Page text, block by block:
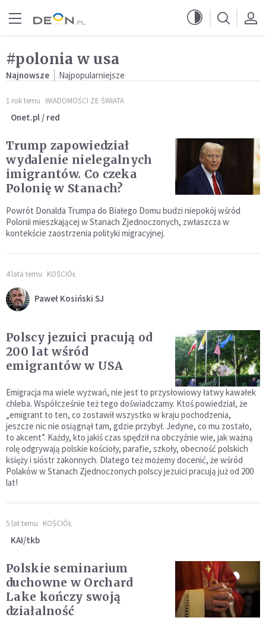
#polonia w usa
Najnowsze Najpopularniejsze
1 rok temu WIADOMOŚCI ZE ŚWIATA
Onet.pl / red
Trump zapowiedział
wydalenie nielegalnych
imigrantów. Co czeka
Polonię w Stanach?
Powrót Donalda Trumpa do Białego Domu budzi niepokój wśród
Polonii mieszkającej w Stanach Zjednoczonych, zwłaszcza w
kontekście zaostrzenia polityki migracyjnej.
4 lata temu KOŚCIÓŁ
Paweł Kosiński SJ
Polscy jezuici pracują od
200 lat wśród
emigrantów w USA
Emigracja ma wiele wyzwań, nie jest to przysłowiowy łatwy kawałek
chleba. Współcześnie też tego doświadczamy. Ktoś powiedział, że
„emigrant to ten, co zostawił wszystko w kraju pochodzenia,
jeszcze nic nie osiągnął tam, gdzie przybył. Jedyne, co mu zostało,
to akcent”. Każdy, kto jakiś czas spędził na obczyźnie wie, jak ważną
rolę odgrywają polskie kościoły, parafie, szkoły, obecność polskich
księży i sióstr zakonnych. Dlatego też możemy docenić, że wśród
Polaków w Stanach Zjednoczonych polscy jezuici pracują już od 200
lat!
5 lat temu KOŚCIÓŁ
KAI/tkb
Polskie seminarium
duchowne w Orchard
Lake kończy swoją
działalność